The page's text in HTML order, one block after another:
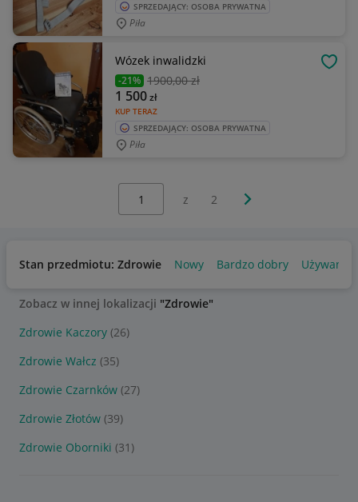
SPRZEDAJĄCY: OSOBA PRYWATNA
Piła
Wózek inwalidzki
-21% 1900,00 zł
KUP TERAZ
1 500zł
SPRZEDAJĄCY: OSOBA PRYWATNA
Piła
z 2 Następna strona
Stan przedmiotu: Zdrowie Nowy Bardzo dobry Używany
Zobacz w innej lokalizacji "Zdrowie"
Zdrowie Kaczory (26)
Zdrowie Wałcz (35)
Zdrowie Czarnków (27)
Zdrowie Złotów (39)
Zdrowie Oborniki (31)